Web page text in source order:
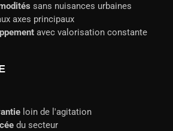
sans nuisances urbaines
axes principaux
avec valorisation constante
loin de l'agitation
du secteur